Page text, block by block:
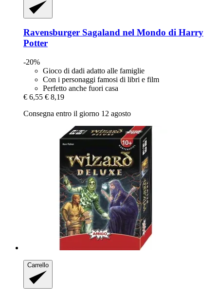
Ravensburger Sagaland nel Mondo di Harry
Potter
-20%
Gioco di dadi adatto alle famiglie
Con i personaggi famosi di libri e film
Perfetto anche fuori casa
€ 6,55 € 8,19
Consegna entro il giorno 12 agosto
Carrello